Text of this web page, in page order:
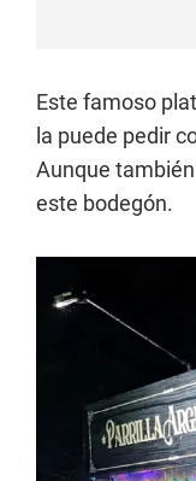
Este famoso
la puede pedir
Aunque
este bodegón.